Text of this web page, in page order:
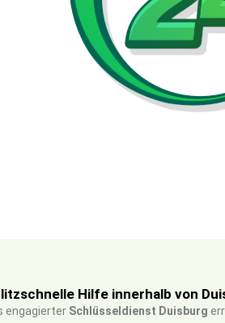
Hilfe innerhalb von
engagierter Schlüsseldienst Duisburg